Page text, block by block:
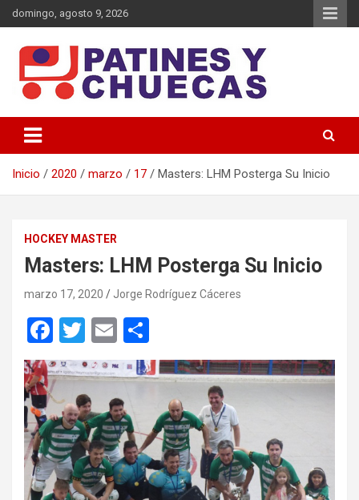
Saltar
al
domingo, agosto 9, 2026
Patines y Chuecas
Inicio 2020 marzo 17 Masters: LHM Posterga Su Inicio
HOCKEY MASTER
Masters: LHM Posterga Su Inicio
marzo 17, 2020 Jorge Rodríguez Cáceres
F
a
ce
b
o
o
k
T
wi
tt
er
E
m
ail
o
m
p
ar
tir